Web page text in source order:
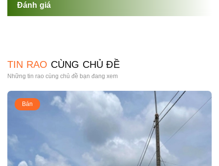
Đánh giá
TIN RAO CÙNG CHỦ ĐỀ
Những tin rao cùng chủ đề bạn đang xem
Bán